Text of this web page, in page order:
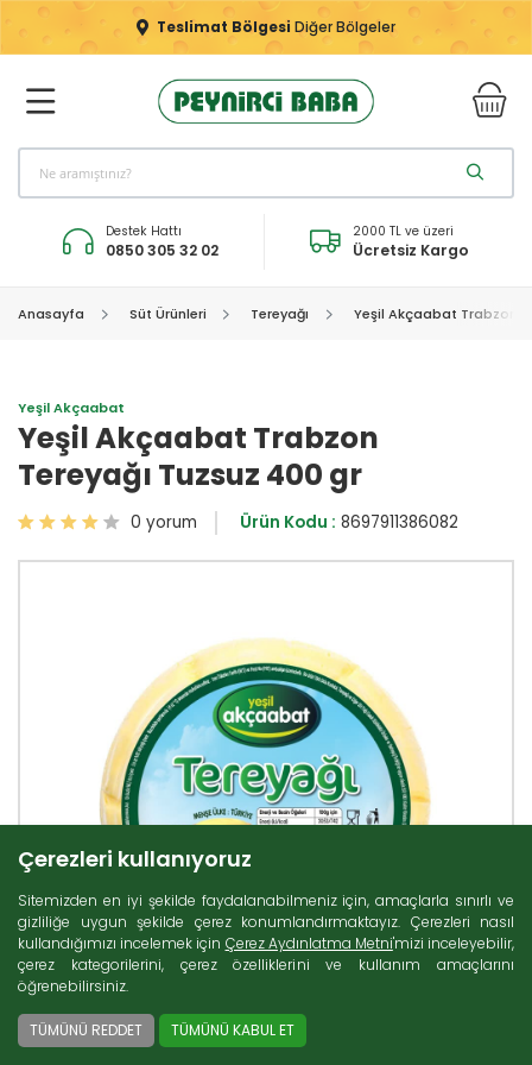
Teslimat Bölgesi Diğer Bölgeler
Destek Hattı
0850 305 32 02
2000 TL ve üzeri
Ücretsiz Kargo
Anasayfa Süt Ürünleri Tereyağı Yeşil Akçaabat Trabzon
Yeşil Akçaabat
Yeşil Akçaabat Trabzon
Tereyağı Tuzsuz 400 gr
0 yorum Ürün Kodu : 8697911386082
Çerezleri kullanıyoruz
Sitemizden en iyi şekilde faydalanabilmeniz için, amaçlarla sınırlı ve
gizliliğe uygun şekilde çerez konumlandırmaktayız. Çerezleri nasıl
kullandığımızı incelemek için Çerez Aydınlatma Metni'mizi inceleyebilir,
çerez kategorilerini, çerez özelliklerini ve kullanım amaçlarını
öğrenebilirsiniz.
TÜMÜNÜ REDDET TÜMÜNÜ KABUL ET